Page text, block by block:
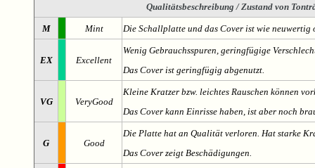
Qualitätsbeschreibung / Zustand von
M Mint Die Schallplatte und das Cover ist wie
EX Excellent
Wenig Gebrauchsspuren, geringfügige
Das Cover ist geringfügig abgenutzt.
VG VeryGood
Kleine Kratzer bzw. leichtes Rauschen können
Das Cover kann Einrisse haben, ist aber noch
G Good
Die Platte hat an Qualität verloren. Hat starke
Das Cover zeigt Beschädigungen.